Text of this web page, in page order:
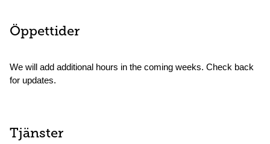
Öppettider
We will add additional hours in the coming weeks. Check back
for updates.
Tjänster